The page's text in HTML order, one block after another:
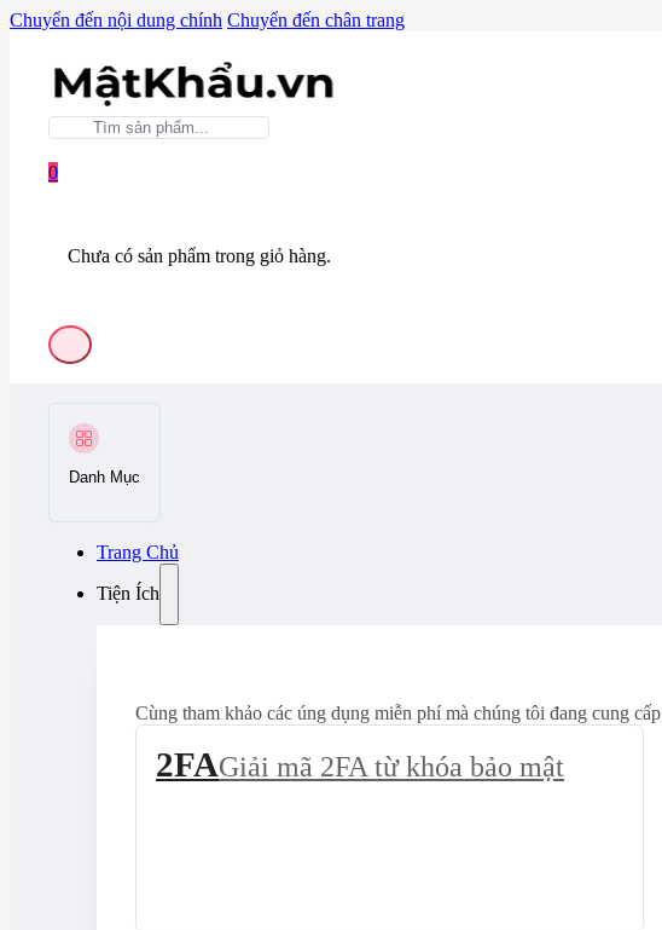
Chuyển đến nội dung chính Chuyển đến chân trang
0
Chưa có sản phẩm trong giỏ hàng.
Danh Mục
Trang Chủ
Tiện Ích
Cùng tham khảo các úng dụng miễn phí mà chúng tôi đang cung cấp
2FAGiải mã 2FA từ khóa bảo mật